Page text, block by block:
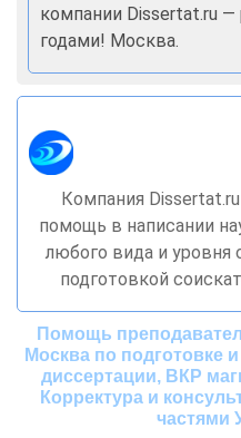
компании Dissertat.ru
годами! Москва.
Компания
помощь в написании
любого вида и уровня
подготовкой
Помощь
Москва по подготовке
диссертации, ВКР
Корректура и
частями